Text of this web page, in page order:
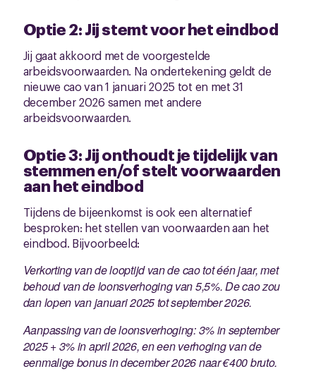
Optie 2: Jij stemt voor het eindbod
Jij gaat akkoord met de voorgestelde
arbeidsvoorwaarden. Na ondertekening geldt de
nieuwe cao van 1 januari 2025 tot en met 31
december 2026 samen met andere
arbeidsvoorwaarden.
Optie 3: Jij onthoudt je tijdelijk van
stemmen en/of stelt voorwaarden
aan het eindbod
Tijdens de bijeenkomst is ook een alternatief
besproken: het stellen van voorwaarden aan het
eindbod. Bijvoorbeeld:
Verkorting van de looptijd van de cao tot één jaar, met
behoud van de loonsverhoging van 5,5%. De cao zou
dan lopen van januari 2025 tot september 2026.
Aanpassing van de loonsverhoging: 3% in september
2025 + 3% in april 2026, en een verhoging van de
eenmalige bonus in december 2026 naar €400 bruto.